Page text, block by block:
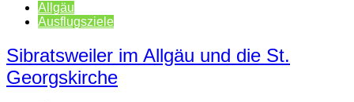
Allgäu
Ausflugsziele
Sibratsweiler im Allgäu und die St.
Georgskirche